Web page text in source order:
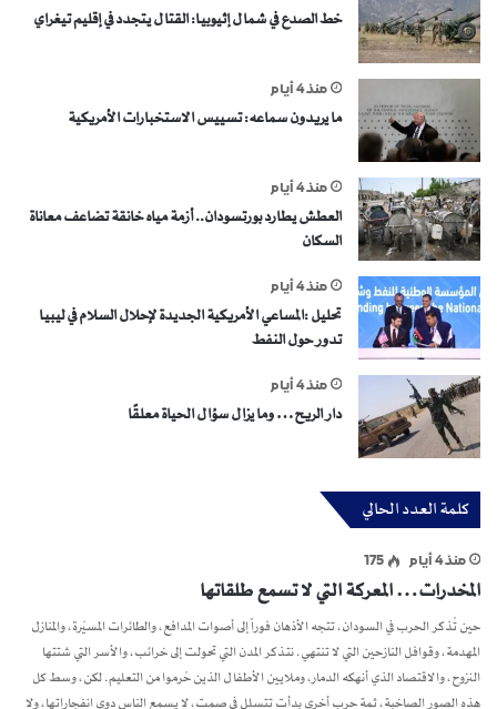
خط الصدع في شمال إثيوبيا: القتال يتجدد في إقليم تيغراي
منذ 4 أيام
ما يريدون سماعه: تسييس الاستخبارات الأمريكية
منذ 4 أيام
العطش يطارد بورتسودان.. أزمة مياه خانقة تضاعف معاناة
السكان
منذ 4 أيام
تحليل :المساعي الأمريكية الجديدة لإحلال السلام في ليبيا
تدور حول النفط
منذ 4 أيام
دار الريح… وما يزال سؤال الحياة معلقًا
كلمة العدد الحالي
منذ 4 أيام 175
المخدرات… المعركة التي لا تسمع طلقاتها
حين تُذكر الحرب في السودان، تتجه الأذهان فوراً إلى أصوات المدافع، والطائرات المسيّرة، والمنازل
المهدمة، وقوافل النازحين التي لا تنتهي. نتذكر المدن التي تحولت إلى خرائب، والأسر التي شتتها
النزوح، والاقتصاد الذي أنهكه الدمار، وملايين الأطفال الذين حُرموا من التعليم. لكن، وسط كل
هذه الصور الصاخبة، ثمة حرب أخرى بدأت تتسلل في صمت، لا يسمع الناس دوي انفجاراتها، ولا